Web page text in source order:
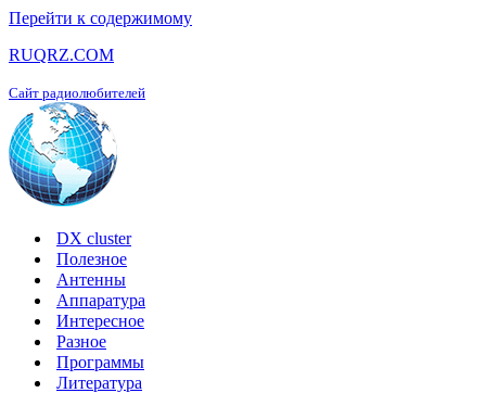
Перейти к содержимому
RUQRZ.COM
Сайт радиолюбителей
DX cluster
Полезное
Антенны
Аппаратура
Интересное
Разное
Программы
Литература